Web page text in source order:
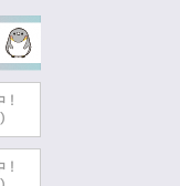
総務部市長公室
総務部市長公室